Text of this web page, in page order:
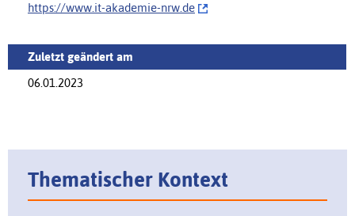
https://‌www.it-akademie-nrw.de
Zuletzt geändert am
06.01.2023
Thematischer Kontext